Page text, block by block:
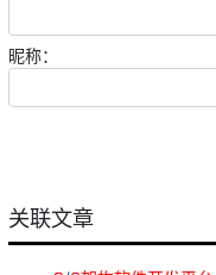
昵称：
关联文章